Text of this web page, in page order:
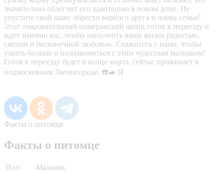
значительно облегчит его адаптацию в новом доме. Не
упустите свой шанс обрести верного друга и члена семьи!
Этот очаровательный померанский шпиц готов к переезду и
ждет именно вас, чтобы наполнить вашу жизнь радостью,
смехом и бесконечной любовью. Свяжитесь с нами, чтобы
узнать больше и познакомиться с этим чудесным малышом!
Готов к переезду будет в конце марта, сейчас проживает в
подмосковном Звенигороде. ☎️🚙🛒
Факты о питомце
Факты о питомце
Пол:
Мальчик